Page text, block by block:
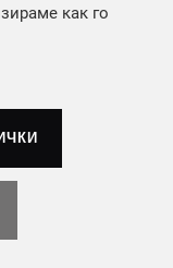
ЕООД
как го